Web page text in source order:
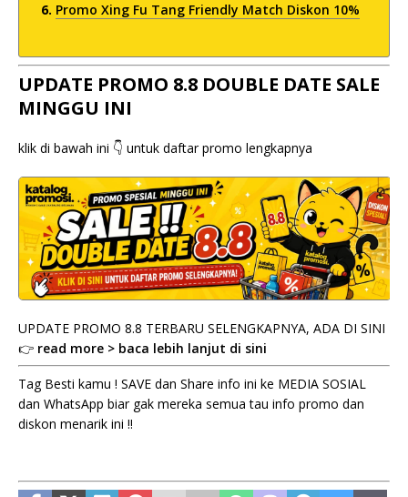
Promo Xing Fu Tang Friendly Match Diskon 10%
UPDATE PROMO 8.8 DOUBLE DATE SALE
MINGGU INI
klik di bawah ini 👇 untuk daftar promo lengkapnya
UPDATE PROMO 8.8 TERBARU SELENGKAPNYA, ADA DI SINI
👉 read more > baca lebih lanjut di sini
Tag Besti kamu ! SAVE dan Share info ini ke MEDIA SOSIAL
dan WhatsApp biar gak mereka semua tau info promo dan
diskon menarik ini !!